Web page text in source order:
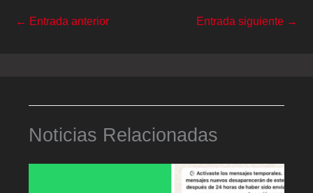
← Entrada anterior Entrada siguiente →
Noticias Relacionadas